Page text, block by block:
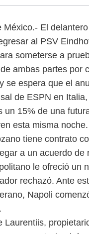
México.- El
al PSV
someterse a
ambas partes por
se espera que el
de ESPN en
un 15% de una
esta misma noche.
tiene contrato
a un acuerdo de
le ofreció un
rechazó. Ante
Napoli
Laurentiis,